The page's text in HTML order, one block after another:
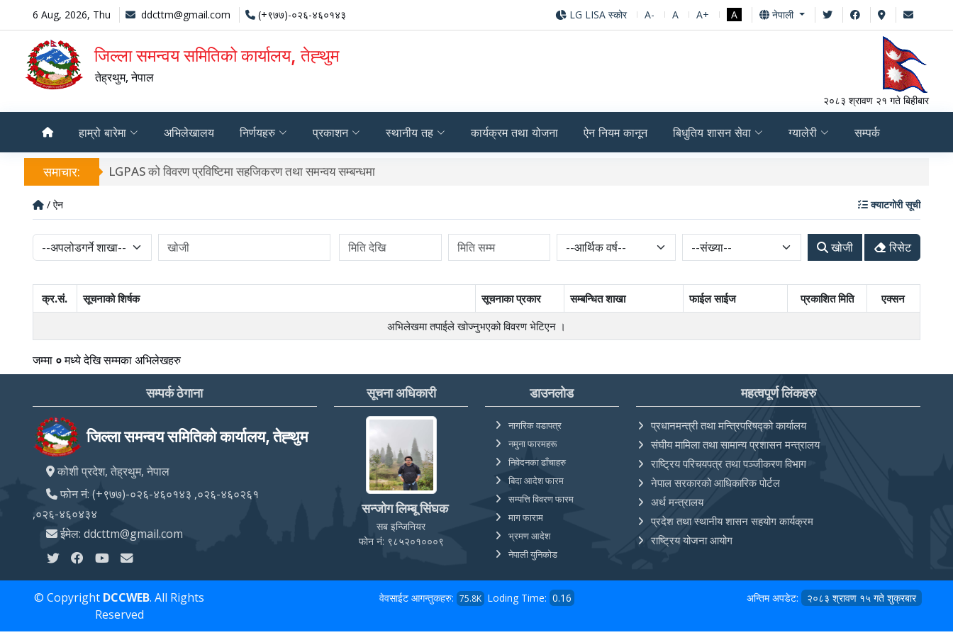
6 Aug, 2026, Thu ddcttm@gmail.com (+९७७)-०२६-४६०१४३ LG LISA स्कोर A- A A+ A नेपाली
जिल्ला समन्वय समितिको कार्यालय, तेह्थुम
तेह्रथुम, नेपाल
२०८३ श्रावण २१ गते बिहीबार
हाम्रो बारेमा अभिलेखालय निर्णयहरु प्रकाशन स्थानीय तह कार्यक्रम तथा योजना ऐन नियम कानून बिधुतिय शासन सेवा ग्यालेरी सम्पर्क
समाचार: LGPAS को विवरण प्रविष्टिमा सहजिकरण तथा समन्वय सम्बन्धमा
/ ऐन क्याटगोरी सूची
खोजी रिसेट
क्र.सं. सूचनाको शिर्षक सूचनाका प्रकार सम्बन्धित शाखा फाईल साईज प्रकाशित मिति
एक्सन
अभिलेखमा तपाईले खोज्‍नुभएको विवरण भेटिएन ।
जम्मा ०मध्येदेखिसम्मका अभिलेखहरु
सम्पर्क ठेगाना
जिल्ला समन्वय समितिको कार्यालय, तेह्थुम
कोशी प्रदेश, तेह्रथुम, नेपाल
फोन नं: (+९७७)-०२६-४६०१४३ ,०२६-४६०२६१
,०२६-४६०४३४
ईमेल: ddcttm@gmail.com
सूचना अधिकारी
सन्जोग लिम्बू सिंघक
सब इन्जिनियर
फोन नं: ९८५२०१०००९
डाउनलोड
नागरिक वडापत्र
नमुना फारमहरू
निवेदनका ढाँचाहरु
बिदा आदेश फारम
सम्पत्ति विवरण फारम
माग फाराम
भ्रमण आदेश
नेपाली युनिकोड
महत्वपूर्ण लिंकहरु
प्रधानमन्त्री तथा मन्त्रिपरिषद्को कार्यालय
संघीय मामिला तथा सामान्य प्रशासन मन्त्रालय
राष्ट्रिय परिचयपत्र तथा पञ्‍जीकरण विभाग
नेपाल सरकारको आधिकारिक पोर्टल
अर्थ मन्त्रालय
प्रदेश तथा स्थानीय शासन सहयोग कार्यक्रम
राष्ट्रिय योजना आयोग
© Copyright DCCWEB. All Rights
Reserved
वेवसाईट आगन्तुकहरु: 75.8K Loding Time: 0.16 अन्तिम अपडेट: २०८३ श्रावण १५ गते शुक्रबार